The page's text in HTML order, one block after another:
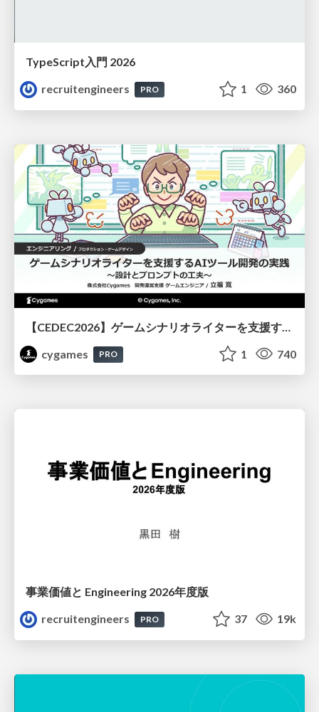
TypeScript入門 2026
recruitengineers
PRO 1 360
cygames
PRO 1 740
事業価値と Engineering 2026年度版
recruitengineers
PRO 37 19k